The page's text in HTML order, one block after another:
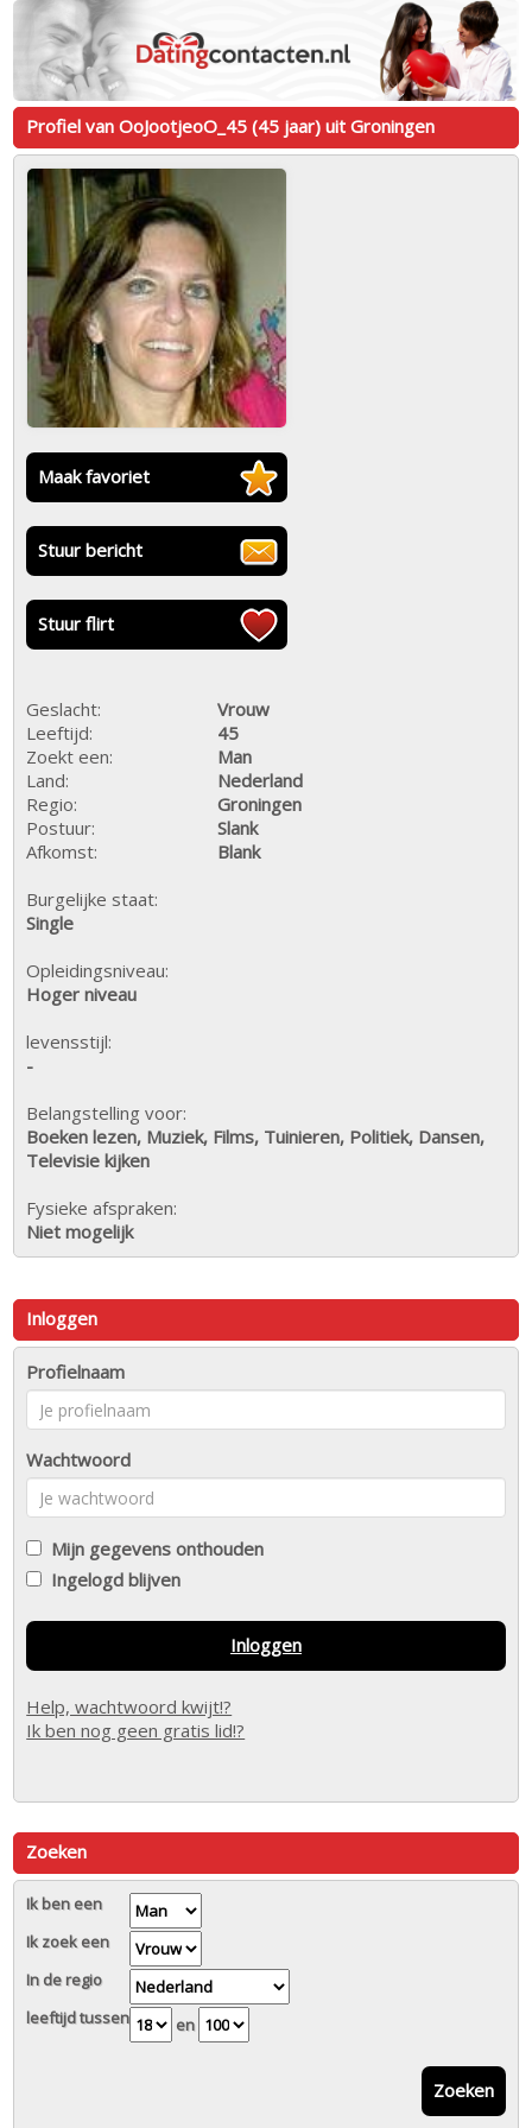
Profiel van OoJootjeoO_45 (45 jaar) uit Groningen
Maak favoriet
Stuur bericht
Stuur flirt
Geslacht:
Vrouw
Leeftijd:
45
Zoekt een:
Man
Land:
Nederland
Regio:
Groningen
Postuur:
Slank
Afkomst:
Blank
Burgelijke staat:
Single
Opleidingsniveau:
Hoger niveau
levensstijl:
-
Belangstelling voor:
Boeken lezen, Muziek, Films, Tuinieren, Politiek, Dansen,
Televisie kijken
Fysieke afspraken:
Niet mogelijk
Inloggen
Profielnaam
Wachtwoord
Mijn gegevens onthouden
Ingelogd blijven
Inloggen
Help, wachtwoord kwijt!?
Ik ben nog geen gratis lid!?
Zoeken
Ik ben een
Ik zoek een
In de regio
leeftijd tussen
en
Zoeken